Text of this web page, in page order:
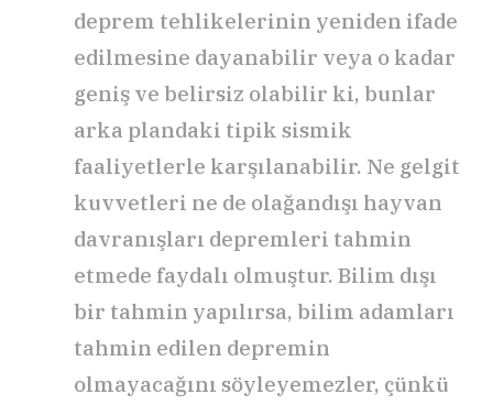
deprem tehlikelerinin yeniden ifade
edilmesine dayanabilir veya o kadar
geniş ve belirsiz olabilir ki, bunlar
arka plandaki tipik sismik
faaliyetlerle karşılanabilir. Ne gelgit
kuvvetleri ne de olağandışı hayvan
davranışları depremleri tahmin
etmede faydalı olmuştur. Bilim dışı
bir tahmin yapılırsa, bilim adamları
tahmin edilen depremin
olmayacağını söyleyemezler, çünkü